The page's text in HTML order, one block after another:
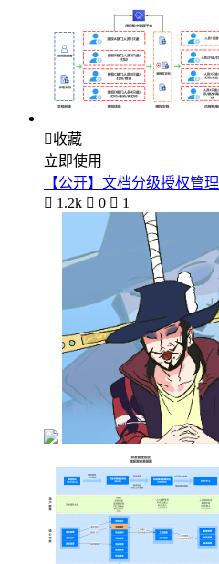
收藏
立即使用
【公开】文档分级授权管理
 1.2k  0  1